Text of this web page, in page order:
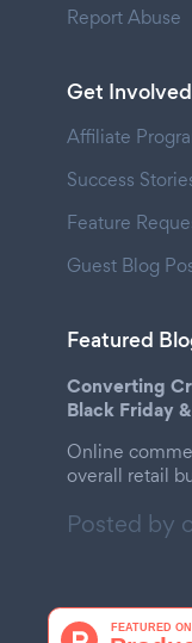
Report Abuse
Get Involved
Affiliate
Success
Feature
Guest Blog
Featured
Converting
Black Friday
Online
overall retail
Posted by